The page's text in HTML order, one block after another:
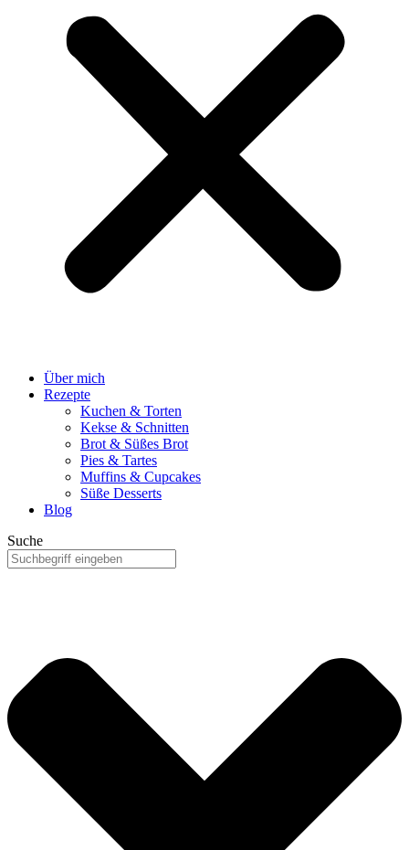
Über mich
Rezepte
Kuchen & Torten
Kekse & Schnitten
Brot & Süßes Brot
Pies & Tartes
Muffins & Cupcakes
Süße Desserts
Blog
Suche